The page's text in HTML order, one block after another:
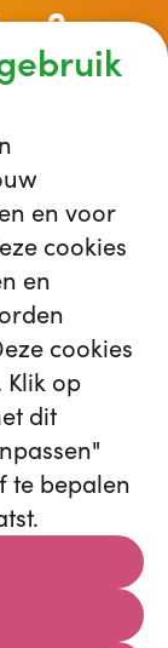
Beelen
en voor
cookies
en
cookies
op
dit
te bepalen